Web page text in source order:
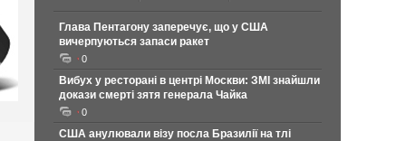
Глава Пентагону заперечує, що у США
вичерпуються запаси ракет
0
Вибух у ресторані в центрі Москви: ЗМІ знайшли
докази смерті зятя генерала Чайка
0
США анулювали візу посла Бразилії на тлі